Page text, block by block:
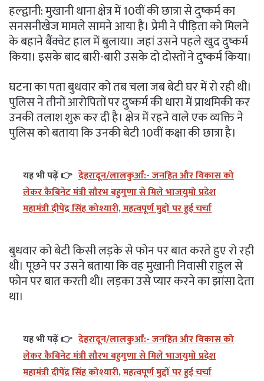
हल्द्वानी: मुखानी थाना क्षेत्र में 10वीं की छात्रा से दुष्कर्म का
सनसनीखेज मामले सामने आया है। प्रेमी ने पीड़िता को मिलने
के बहाने बैंक्वेट हाल में बुलाया। जहां उसने पहले खुद दुष्कर्म
किया। इसके बाद बारी-बारी उसके दो दोस्तों ने दुष्कर्म किया।
घटना का पता बुधवार को तब चला जब बेटी घर में रो रही थी।
पुलिस ने तीनों आरोपितों पर दुष्कर्म की धारा में प्राथमिकी कर
उनकी तलाश शुरू कर दी है। क्षेत्र में रहने वाले एक व्यक्ति ने
पुलिस को बताया कि उनकी बेटी 10वीं कक्षा की छात्रा है।
यह भी पढ़ें 👉 देहरादून/लालकुआँ:- जनहित और विकास को
लेकर कैबिनेट मंत्री सौरभ बहुगुणा से मिले भाजयुमो प्रदेश
महामंत्री दीपेंद्र सिंह कोश्यारी, महत्वपूर्ण मुद्दों पर हुई चर्चा
बुधवार को बेटी किसी लड़के से फोन पर बात करते हुए रो रही
थी। पूछने पर उसने बताया कि वह मुखानी निवासी राहुल से
फोन पर बात करती थी। लड़का उसे प्यार करने का झांसा देता
था।
यह भी पढ़ें 👉 देहरादून/लालकुआँ:- जनहित और विकास को
लेकर कैबिनेट मंत्री सौरभ बहुगुणा से मिले भाजयुमो प्रदेश
महामंत्री दीपेंद्र सिंह कोश्यारी, महत्वपूर्ण मुद्दों पर हुई चर्चा